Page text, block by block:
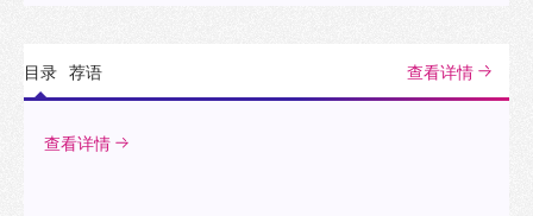
目录 荐语 查看详情
查看详情